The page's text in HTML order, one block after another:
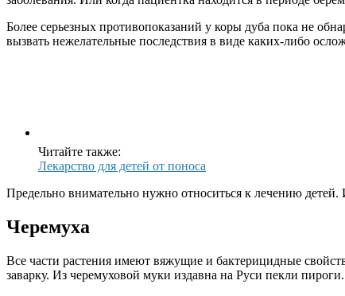
Более серьезных противопоказаний у коры дуба пока не
вызвать нежелательные последствия в виде каких-либо
Читайте также:
Лекарство для детей от поноса
Предельно внимательно нужно относиться к лечению
Черемуха
Все части растения имеют вяжущие и бактерицидные
заварку. Из черемуховой муки издавна на Руси пекли пироги.